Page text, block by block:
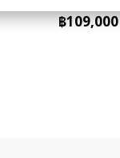
฿109,000